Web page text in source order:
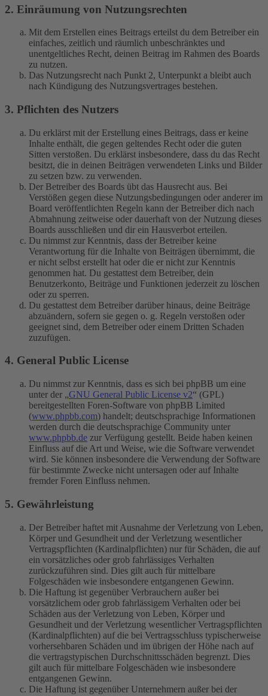
2. Einräumung von Nutzungsrechten
Mit dem Erstellen eines Beitrags erteilst du dem Betreiber ein
einfaches, zeitlich und räumlich unbeschränktes und
unentgeltliches Recht, deinen Beitrag im Rahmen des Boards
zu nutzen.
Das Nutzungsrecht nach Punkt 2, Unterpunkt a bleibt auch
nach Kündigung des Nutzungsvertrages bestehen.
3. Pflichten des Nutzers
Du erklärst mit der Erstellung eines Beitrags, dass er keine
Inhalte enthält, die gegen geltendes Recht oder die guten
Sitten verstoßen. Du erklärst insbesondere, dass du das Recht
besitzt, die in deinen Beiträgen verwendeten Links und Bilder
zu setzen bzw. zu verwenden.
Der Betreiber des Boards übt das Hausrecht aus. Bei
Verstößen gegen diese Nutzungsbedingungen oder anderer im
Board veröffentlichten Regeln kann der Betreiber dich nach
Abmahnung zeitweise oder dauerhaft von der Nutzung dieses
Boards ausschließen und dir ein Hausverbot erteilen.
Du nimmst zur Kenntnis, dass der Betreiber keine
Verantwortung für die Inhalte von Beiträgen übernimmt, die
er nicht selbst erstellt hat oder die er nicht zur Kenntnis
genommen hat. Du gestattest dem Betreiber, dein
Benutzerkonto, Beiträge und Funktionen jederzeit zu löschen
oder zu sperren.
Du gestattest dem Betreiber darüber hinaus, deine Beiträge
abzuändern, sofern sie gegen o. g. Regeln verstoßen oder
geeignet sind, dem Betreiber oder einem Dritten Schaden
zuzufügen.
4. General Public License
Du nimmst zur Kenntnis, dass es sich bei phpBB um eine
unter der „GNU General Public License v2“ (GPL)
bereitgestellten Foren-Software von phpBB Limited
(www.phpbb.com) handelt; deutschsprachige Informationen
werden durch die deutschsprachige Community unter
www.phpbb.de zur Verfügung gestellt. Beide haben keinen
Einfluss auf die Art und Weise, wie die Software verwendet
wird. Sie können insbesondere die Verwendung der Software
für bestimmte Zwecke nicht untersagen oder auf Inhalte
fremder Foren Einfluss nehmen.
5. Gewährleistung
Der Betreiber haftet mit Ausnahme der Verletzung von Leben,
Körper und Gesundheit und der Verletzung wesentlicher
Vertragspflichten (Kardinalpflichten) nur für Schäden, die auf
ein vorsätzliches oder grob fahrlässiges Verhalten
zurückzuführen sind. Dies gilt auch für mittelbare
Folgeschäden wie insbesondere entgangenen Gewinn.
Die Haftung ist gegenüber Verbrauchern außer bei
vorsätzlichem oder grob fahrlässigem Verhalten oder bei
Schäden aus der Verletzung von Leben, Körper und
Gesundheit und der Verletzung wesentlicher Vertragspflichten
(Kardinalpflichten) auf die bei Vertragsschluss typischerweise
vorhersehbaren Schäden und im übrigen der Höhe nach auf
die vertragstypischen Durchschnittsschäden begrenzt. Dies
gilt auch für mittelbare Folgeschäden wie insbesondere
entgangenen Gewinn.
Die Haftung ist gegenüber Unternehmern außer bei der